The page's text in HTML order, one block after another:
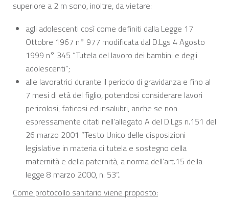
superiore a 2 m sono, inoltre, da vietare:
agli adolescenti così come definiti dalla Legge 17
Ottobre 1967 n° 977 modificata dal D.Lgs 4 Agosto
1999 n° 345 “Tutela del lavoro dei bambini e degli
adolescenti”;
alle lavoratrici durante il periodo di gravidanza e fino al
7 mesi di età del figlio, potendosi considerare lavori
pericolosi, faticosi ed insalubri, anche se non
espressamente citati nell’allegato A del D.Lgs n.151 del
26 marzo 2001 “Testo Unico delle disposizioni
legislative in materia di tutela e sostegno della
maternità e della paternità, a norma dell’art.15 della
legge 8 marzo 2000, n. 53”..
Come protocollo sanitario viene proposto: